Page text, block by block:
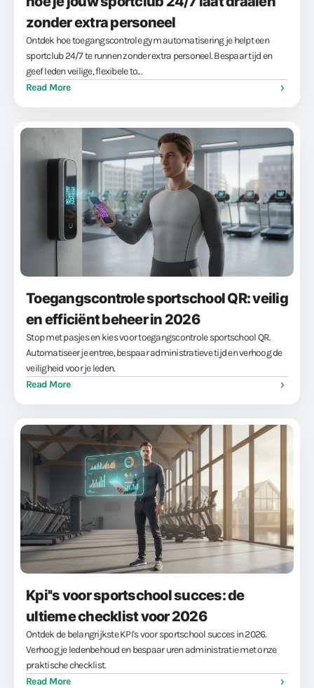
zonder extra personeel
Ontdek hoe toegangscontrole gym automatisering je helpt een
sportclub 24/7 te runnen zonder extra personeel. Bespaar tijd en
geef leden veilige, flexibele to...
Read More
Toegangscontrole sportschool QR: veilig
en efficiënt beheer in 2026
Stop met pasjes en kies voor toegangscontrole sportschool QR.
Automatiseer je entree, bespaar administratieve tijd en verhoog de
veiligheid voor je leden.
Read More
Kpi''s voor sportschool succes: de
ultieme checklist voor 2026
Ontdek de belangrijkste KPI's voor sportschool succes in 2026.
Verhoog je ledenbehoud en bespaar uren administratie met onze
praktische checklist.
Read More